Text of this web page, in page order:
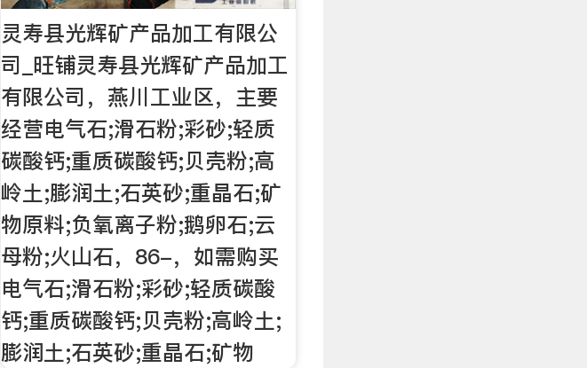
灵寿县光辉矿产品加工有限公
司_旺铺灵寿县光辉矿产品加工
有限公司，燕川工业区，主要
经营电气石;滑石粉;彩砂;轻质
碳酸钙;重质碳酸钙;贝壳粉;高
岭土;膨润土;石英砂;重晶石;矿
物原料;负氧离子粉;鹅卵石;云
母粉;火山石，86-，如需购买
电气石;滑石粉;彩砂;轻质碳酸
钙;重质碳酸钙;贝壳粉;高岭土;
膨润土;石英砂;重晶石;矿物